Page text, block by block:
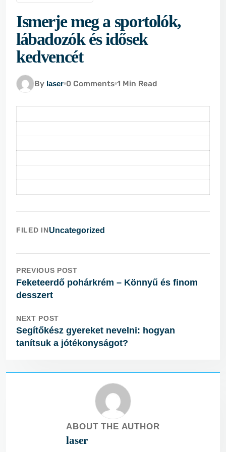
Ismerje meg a sportolók,
lábadozók és idősek
kedvencét
By laser 0 Comments 1 Min Read
FILED INUncategorized
PREVIOUS POST
Feketeerdő pohárkrém – Könnyű és finom
desszert
NEXT POST
Segítőkész gyereket nevelni: hogyan
tanítsuk a jótékonyságot?
ABOUT THE AUTHOR
laser